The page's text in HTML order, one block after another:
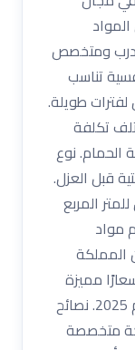
ومتخصص
تناسب
طويلة.
تكلفة
نوع
قبل العزل.
الأسعار من 20 ريال للمتر المربع
مواد
المملكة
مميزة
وعروض خاصة للعملاء في الرياض لعام 2025. نصائح
متخصصة